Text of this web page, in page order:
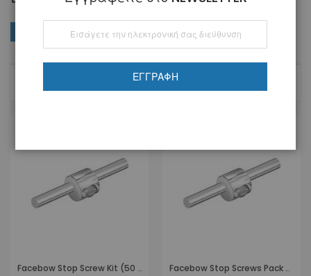
Ταξινόμηση κατά
Facebow Stop Screw Kit (50 stop screws and 1 screw driver) Facebow Stop Screws Pack of 10 pcs
ΑΓΟΡΆ ΚΑΤΆ
Εγγραφή
στο
Ενημερωτικό
ΕΓΓΡΑΦΉ